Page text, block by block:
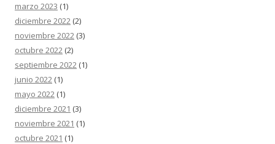
marzo 2023 (1)
diciembre 2022 (2)
noviembre 2022 (3)
octubre 2022 (2)
septiembre 2022 (1)
junio 2022 (1)
mayo 2022 (1)
diciembre 2021 (3)
noviembre 2021 (1)
octubre 2021 (1)